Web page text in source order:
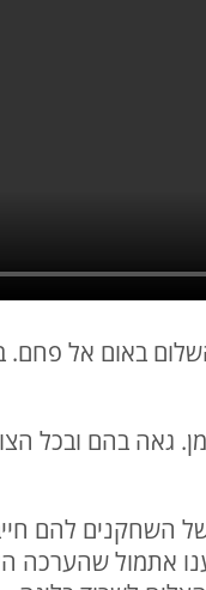
באום אל פחם.
גאה בהם ובכל
השחקנים להם
אתמול שהערכה